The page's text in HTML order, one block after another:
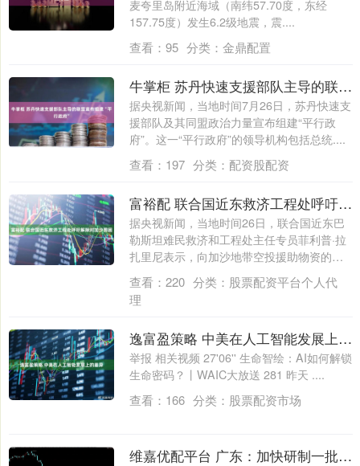
麦夸里岛附近海域（南纬57.70度，东经
157.75度）发生6.2级地震，震....
查看： 95 分类： 金鼎配置
牛掌柜 苏丹快速支援部队主导的联盟宣布组建“平行政府”
据央视新闻，当地时间7月26日，苏丹快速支
援部队及其同盟政治力量宣布组建“平行政
府”。这一“平行政府”的领导机构包括总统....
查看： 197 分类： 配资股配资
富裕配 联合国近东救济工程处呼吁解除对加沙围困
据央视新闻，当地时间26日，联合国近东巴
勒斯坦难民救济和工程处主任专员菲利普·拉
扎里尼表示，向加沙地带空投援助物资的计
划....
查看： 220 分类： 股票配资平台个人代
理
逸富盈策略 中美在人工智能发展上的差异
举报 相关视频 27'06'' 生命智绘：AI如何解锁
生命密码？丨WAIC大放送 281 昨天 ....
查看： 166 分类： 股票配资市场
维嘉优配平台 广东：加快研制一批具有区域特色、能解决实际问题的人工智能标准